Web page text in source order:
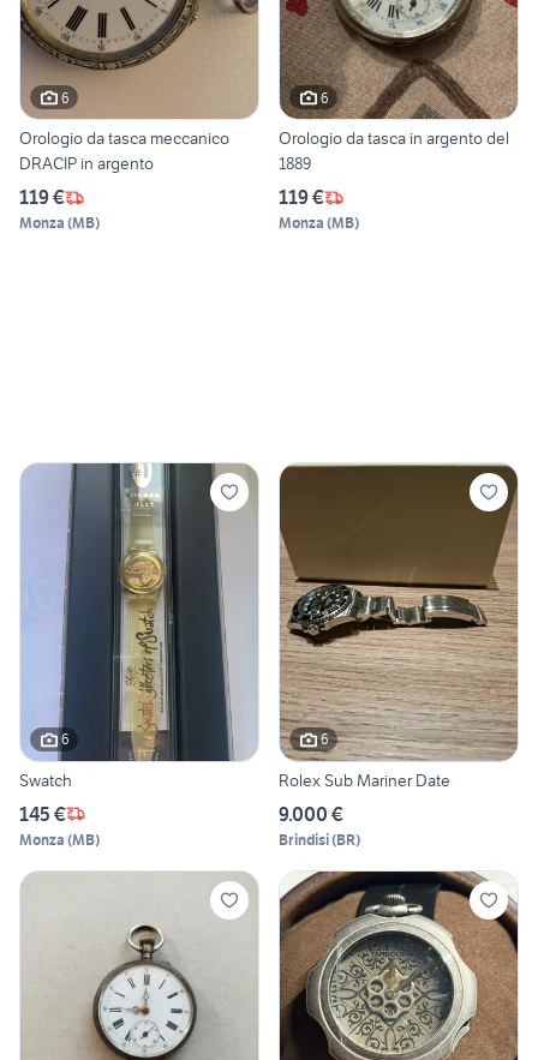
6
Orologio da tasca meccanico
DRACIP in argento
119 €
Monza (MB)
6
Orologio da tasca in argento del
1889
119 €
Monza (MB)
6
Swatch
145 €
Monza (MB)
6
Rolex Sub Mariner Date
9.000 €
Brindisi(BR)